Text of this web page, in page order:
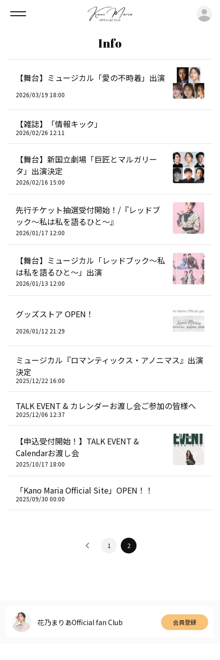
Info
【舞台】ミュージカル「愛の不時着」出演
2026/03/19 18:00
【雑誌】「情報キック」
2026/02/26 12:11
【舞台】新国立劇場「巨匠とマルガリー
タ」出演決定
2026/02/16 15:00
先行チケット抽選受付開始！/『レッドブ
ック〜私は私を語るひと〜』
2026/01/17 12:00
【舞台】ミュージカル「レッドブック〜私
は私を語るひと〜」出演
2026/01/13 12:00
グッズストア OPEN！
2026/01/12 21:29
ミュージカル『ロマンティックス・アノニマス』出演
決定
2025/12/22 16:00
TALK EVENT & カレンダーお渡し会ご参加の皆様へ
2025/12/06 12:37
【申込受付開始！】TALK EVENT &
Calendarお渡し会
2025/10/17 18:00
「Kano Maria Official Site」OPEN！！
2025/09/30 00:00
1 2
花乃まりあOfficial fan Club 会員登録